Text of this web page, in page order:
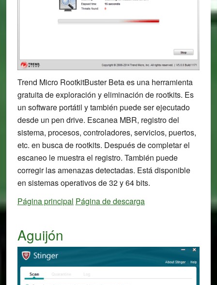
Trend Micro RootkitBuster Beta es una herramienta
gratuita de exploración y eliminación de rootkits. Es
un software portátil y también puede ser ejecutado
desde un pen drive. Escanea MBR, registro del
sistema, procesos, controladores, servicios, puertos,
etc. en busca de rootkits. Después de completar el
escaneo le muestra el registro. También puede
corregir las amenazas detectadas. Está disponible
en sistemas operativos de 32 y 64 bits.
Página principal Página de descarga
Aguijón